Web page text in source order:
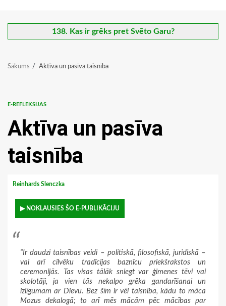
138. Kas ir grēks pret Svēto Garu?
Sākums Aktīva un pasīva taisnība
E-REFLEKSIJAS
Aktīva un pasīva
taisnība
Reinhards Slenczka
▶ NOKLAUSIES ŠO E-PUBLIKĀCIJU
“Ir daudzi taisnības veidi – politiskā, filosofiskā, juridiskā –
vai arī cilvēku tradīcijas baznīcu priekšrakstos un
ceremonijās. Tas visas tālāk sniegt var ģimenes tēvi vai
skolotāji, ja vien tās nekalpo grēka gandarīšanai un
izlīgumam ar Dievu. Bez šīm ir vēl taisnība, kādu to māca
Mozus dekalogā; to arī mēs mācām pēc mācības par